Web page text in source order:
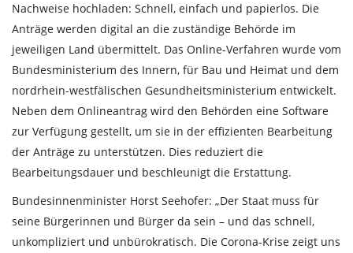
Nachweise hochladen: Schnell, einfach und papierlos. Die
Anträge werden digital an die zuständige Behörde im
jeweiligen Land übermittelt. Das Online-Verfahren wurde vom
Bundesministerium des Innern, für Bau und Heimat und dem
nordrhein-westfälischen Gesundheitsministerium entwickelt.
Neben dem Onlineantrag wird den Behörden eine Software
zur Verfügung gestellt, um sie in der effizienten Bearbeitung
der Anträge zu unterstützen. Dies reduziert die
Bearbeitungsdauer und beschleunigt die Erstattung.
Bundesinnenminister Horst Seehofer: „Der Staat muss für
seine Bürgerinnen und Bürger da sein – und das schnell,
unkompliziert und unbürokratisch. Die Corona-Krise zeigt uns